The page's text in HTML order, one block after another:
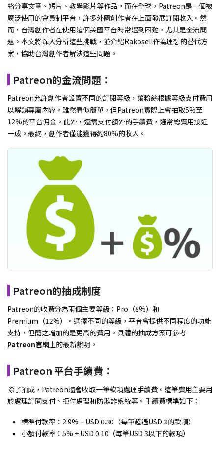
絡分享文章、短片、教學影片等作品。而在全球，Patreon是一個被
廣泛使用的會員制平台，許多外國創作者在上面發展訂閱收入。然
而，台灣創作者在使用這個美國平台時常遇到困難，尤其是金流問
題。本文將深入分析這些挑戰，並介紹Rakosell作為理想的替代方
案，協助台灣創作者解決這些問題。
Patreon的金流問題：
Patreon允許創作者設置不同的訂閱等級，讓粉絲根據等級支付費用
以解鎖專屬內容。雖然看似簡單，但Patreon實際上會抽取5%至
12%的平台佣金。此外，還需支付額外的手續費，通常總費用接近
一成。最終，創作者僅能獲得約80%的收入。
Patreon的抽成制度
Patreon的收費分為兩個主要等級：Pro（8%）和
Premium（12%）。選擇不同的等級，平台會提供不同程度的功能
支持，但隨之增加的是更高的費用。具體的抽成方案可參考
Patreon官網上的最新說明。
Patreon 平台手續費：
除了抽成，Patreon還會收取一筆款項處理手續費。這筆費用主要用
於處理訂閱支付、拒付處理和防欺詐系統等。手續費標準如下：
標準付款率：2.9% + USD 0.30（每筆超過USD 3的款項）
小額付款率：5% + USD 0.10（每筆USD 3以下的款項）